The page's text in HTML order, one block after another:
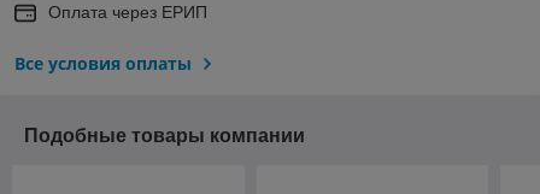
Оплата через ЕРИП
Все условия оплаты
Подобные товары компании